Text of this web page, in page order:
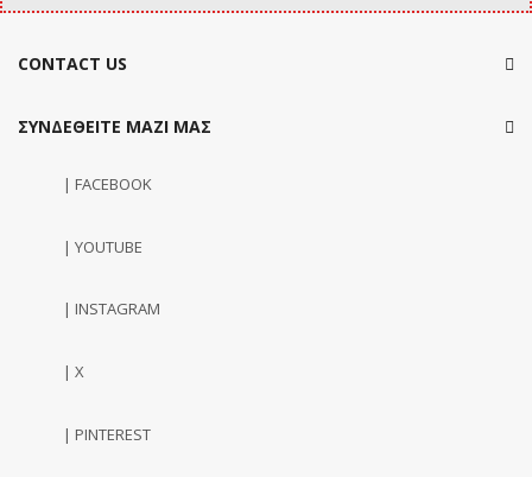
CONTACT US
ΣΥΝΔΕΘΕΙΤΕ ΜΑΖΙ ΜΑΣ
| FACEBOOK
| YOUTUBE
| INSTAGRAM
| X
| PINTEREST